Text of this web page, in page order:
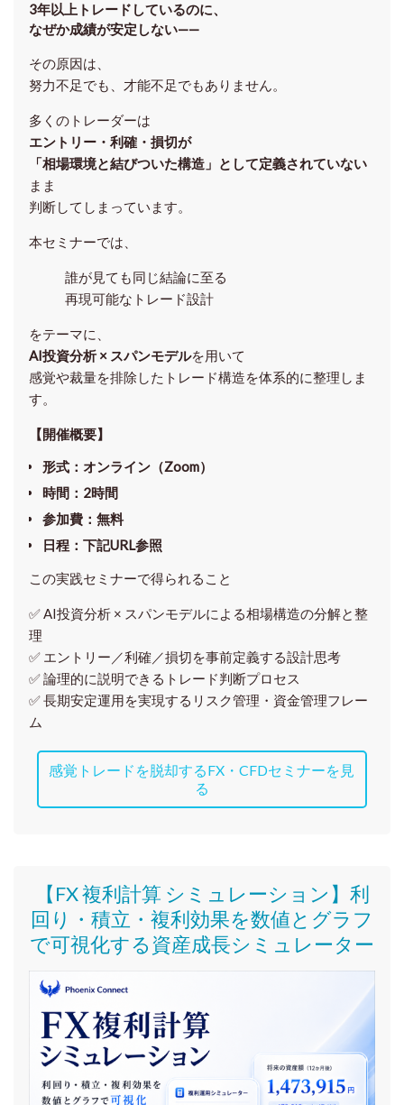
3年以上トレードしているのに、
なぜか成績が安定しない——
その原因は、
努力不足でも、才能不足でもありません。
多くのトレーダーは
エントリー・利確・損切が
「相場環境と結びついた構造」として定義されていない
まま
判断してしまっています。
本セミナーでは、
誰が見ても同じ結論に至る
再現可能なトレード設計
をテーマに、
AI投資分析 × スパンモデルを用いて
感覚や裁量を排除したトレード構造を体系的に整理しま
す。
【開催概要】
形式：オンライン（Zoom）
時間：2時間
参加費：無料
日程：下記URL参照
この実践セミナーで得られること
✅ AI投資分析 × スパンモデルによる相場構造の分解と整
理
✅ エントリー／利確／損切を事前定義する設計思考
✅ 論理的に説明できるトレード判断プロセス
✅ 長期安定運用を実現するリスク管理・資金管理フレー
ム
感覚トレードを脱却するFX・CFDセミナーを見
る
【FX 複利計算 シミュレーション】利
回り・積立・複利効果を数値とグラフ
で可視化する資産成長シミュレーター